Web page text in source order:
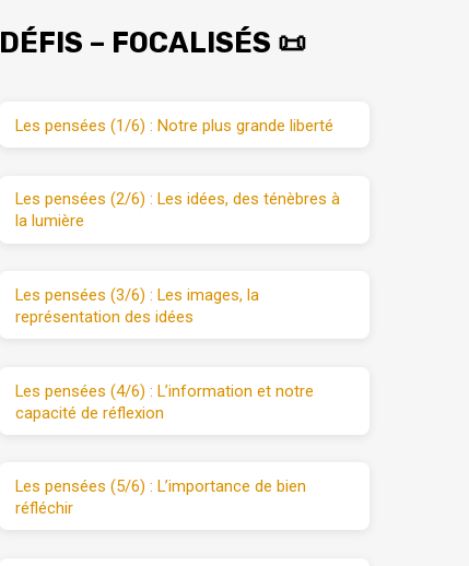
DÉFIS – FOCALISÉS 📜
Les pensées (1/6) : Notre plus grande liberté
Les pensées (2/6) : Les idées, des ténèbres à
la lumière
Les pensées (3/6) : Les images, la
représentation des idées
Les pensées (4/6) : L’information et notre
capacité de réflexion
Les pensées (5/6) : L’importance de bien
réfléchir